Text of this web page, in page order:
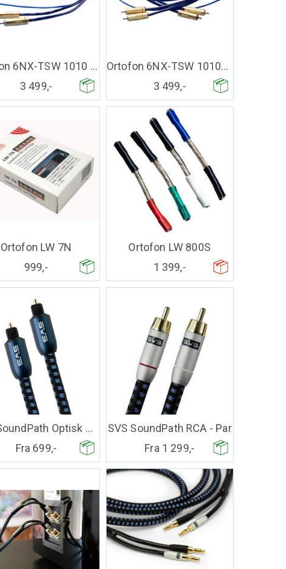
Ortofon 6NX-TSW 1010 L RCA-5P L
3 499,-
Ortofon 6NX-TSW 1010R RCA-RCA
3 499,-
Ortofon LW 7N
999,-
Ortofon LW 800S
1 399,-
SVS SoundPath Optisk Kabel
Fra 699,-
SVS SoundPath RCA - Par
Fra 1 299,-